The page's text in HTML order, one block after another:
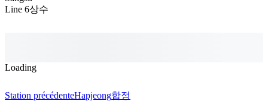
Line 6상수
Loading
Station précédenteHapjeong합정